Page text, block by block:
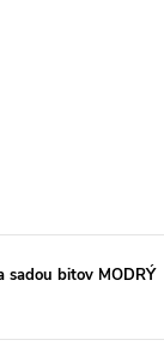
sadou bitov MODRÝ